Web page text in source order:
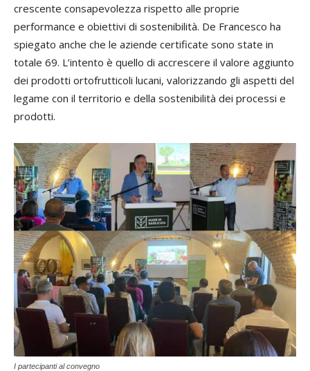
crescente consapevolezza rispetto alle proprie
performance e obiettivi di sostenibilità. De Francesco ha
spiegato anche che le aziende certificate sono state in
totale 69. L’intento è quello di accrescere il valore aggiunto
dei prodotti ortofrutticoli lucani, valorizzando gli aspetti del
legame con il territorio e della sostenibilità dei processi e
prodotti.
I partecipanti al convegno